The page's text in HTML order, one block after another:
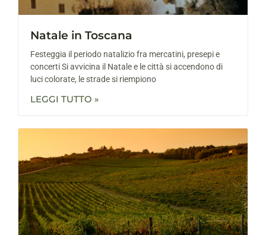
Natale in Toscana
Festeggia il periodo natalizio fra mercatini, presepi e
concerti Si avvicina il Natale e le città si accendono di
luci colorate, le strade si riempiono
LEGGI TUTTO »